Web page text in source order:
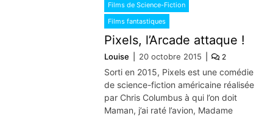
Films de Science-Fiction
Films fantastiques
Pixels, l’Arcade attaque !
Louise 20 octobre 2015 2
Sorti en 2015, Pixels est une comédie
de science-fiction américaine réalisée
par Chris Columbus à qui l’on doit
Maman, j’ai raté l’avion, Madame